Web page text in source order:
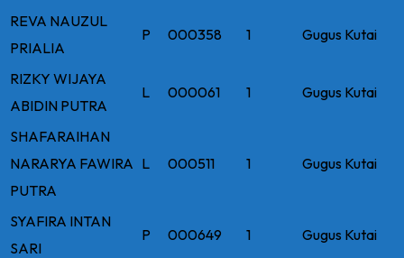
REVA NAUZUL
PRIALIA
P 000358 1 Gugus Kutai
RIZKY WIJAYA
ABIDIN PUTRA
L 000061 1 Gugus Kutai
SHAFARAIHAN
NARARYA FAWIRA
PUTRA
L 000511 1 Gugus Kutai
SYAFIRA INTAN
SARI
P 000649 1 Gugus Kutai